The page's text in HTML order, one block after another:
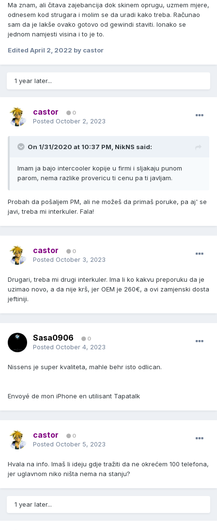
Ma znam, ali čitava zajebancija dok skinem oprugu, uzmem mjere,
odnesem kod strugara i molim se da uradi kako treba. Računao
sam da je lakše ovako gotovo od gewindi staviti. Ionako se
jednom namjesti visina i to je to.
Edited April 2, 2022 by castor
1 year later...
castor 0
Posted October 2, 2023
On 1/31/2020 at 10:37 PM, NikNS said:
Imam ja bajo intercooler kopije u firmi i sljakaju punom
parom, nema razlike provericu ti cenu pa ti javljam.
Probah da pošaljem PM, ali ne možeš da primaš poruke, pa aj' se
javi, treba mi interkuler. Fala!
castor 0
Posted October 3, 2023
Drugari, treba mi drugi interkuler. Ima li ko kakvu preporuku da je
uzimao novo, a da nije krš, jer OEM je 260€, a ovi zamjenski dosta
jeftiniji.
Sasa0906 0
Posted October 4, 2023
Nissens je super kvaliteta, mahle behr isto odlican.
Envoyé de mon iPhone en utilisant Tapatalk
castor 0
Posted October 5, 2023
Hvala na info. Imaš li ideju gdje tražiti da ne okrećem 100 telefona,
jer uglavnom niko ništa nema na stanju?
1 year later...